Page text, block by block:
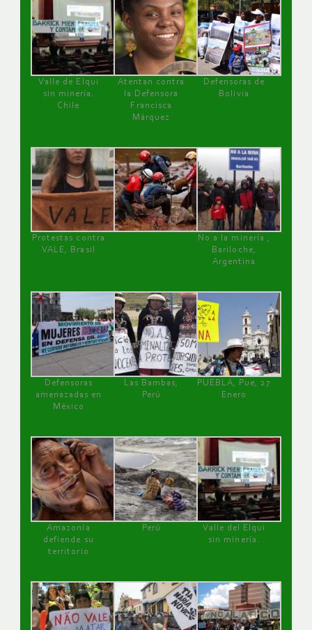
Valle de Elqui
sin minería.
Chile
Atentan contra
la Defensora
Francisca
Márquez
Defensoras de
Bolivia
Protestas contra
VALE, Brasil
No a la minería ,
Bariloche,
Argentina
Defensoras
amenazadas en
México
Las Bambas,
Perú
PUEBLA, Pue, 27
Enero
Amazonía
defiende su
territorio
Perú
Valle del Elqui
sin minería.